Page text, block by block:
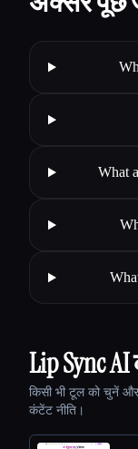
What
Lip Sync
किसी भी टूल को चुनें
कंटेंट नीति।